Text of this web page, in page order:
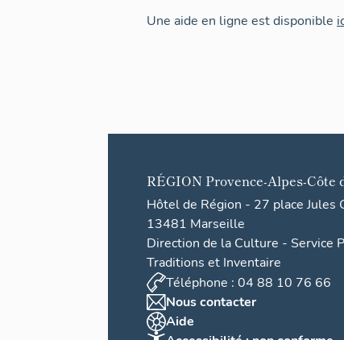
Une aide en ligne est disponible
RÉGION Provence-Alpes-Côte
Hôtel de Région - 27 place Jules
13481 Marseille
Direction de la Culture - Service
Traditions et Inventaire
Téléphone : 04 88 10 76 66
Nous contacter
Aide